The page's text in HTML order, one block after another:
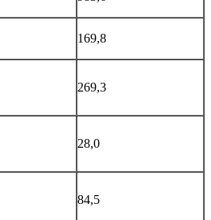
169,8
269,3
28,0
84,5